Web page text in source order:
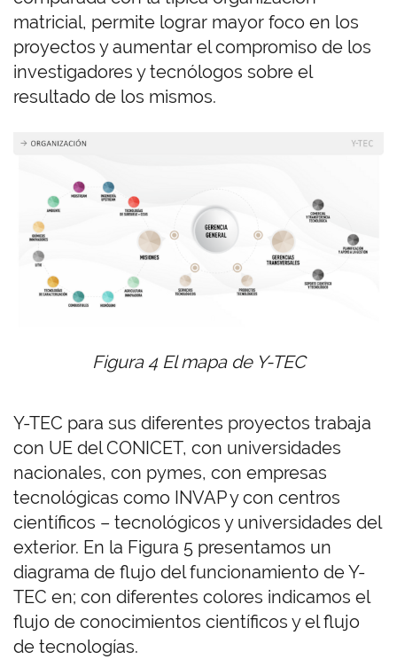
matricial, permite lograr mayor foco en los
proyectos y aumentar el compromiso de los
investigadores y tecnólogos sobre el
resultado de los mismos.
Figura 4 El mapa de Y-TEC
Y-TEC para sus diferentes proyectos trabaja
con UE del CONICET, con universidades
nacionales, con pymes, con empresas
tecnológicas como INVAP y con centros
científicos – tecnológicos y universidades del
exterior. En la Figura 5 presentamos un
diagrama de flujo del funcionamiento de Y-
TEC en; con diferentes colores indicamos el
flujo de conocimientos científicos y el flujo
de tecnologías.